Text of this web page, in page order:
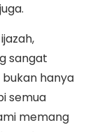
sangat
hanya
semua
memang